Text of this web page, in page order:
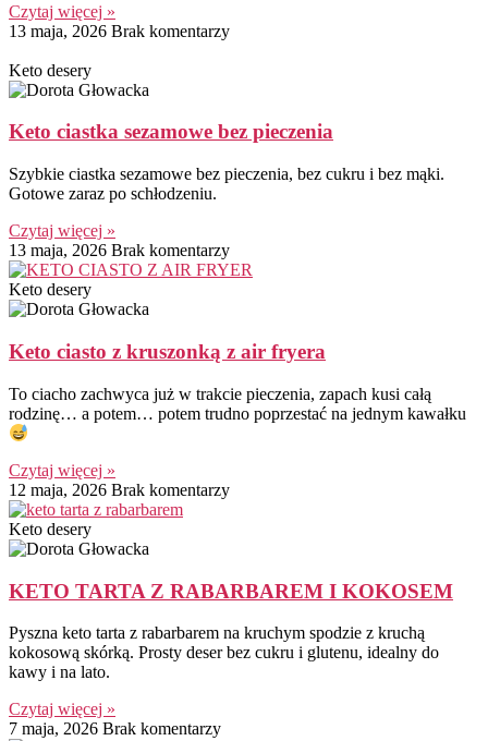
Czytaj więcej »
13 maja, 2026 Brak komentarzy
Keto desery
Keto ciastka sezamowe bez pieczenia
Szybkie ciastka sezamowe bez pieczenia, bez cukru i bez mąki.
Gotowe zaraz po schłodzeniu.
Czytaj więcej »
13 maja, 2026 Brak komentarzy
Keto desery
Keto ciasto z kruszonką z air fryera
To ciacho zachwyca już w trakcie pieczenia, zapach kusi całą
rodzinę… a potem… potem trudno poprzestać na jednym kawałku
Czytaj więcej »
12 maja, 2026 Brak komentarzy
Keto desery
KETO TARTA Z RABARBAREM I KOKOSEM
Pyszna keto tarta z rabarbarem na kruchym spodzie z kruchą
kokosową skórką. Prosty deser bez cukru i glutenu, idealny do
kawy i na lato.
Czytaj więcej »
7 maja, 2026 Brak komentarzy